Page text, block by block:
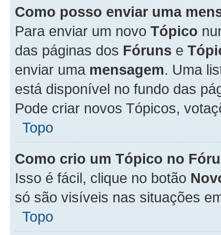
Como posso enviar uma
Para enviar um novo Tópico
das páginas dos Fóruns e
enviar uma mensagem. Uma
está disponível no fundo das
Pode criar novos Tópicos,
Topo
Como crio um Tópico no
Isso é fácil, clique no botão
só são visíveis nas situações
Topo